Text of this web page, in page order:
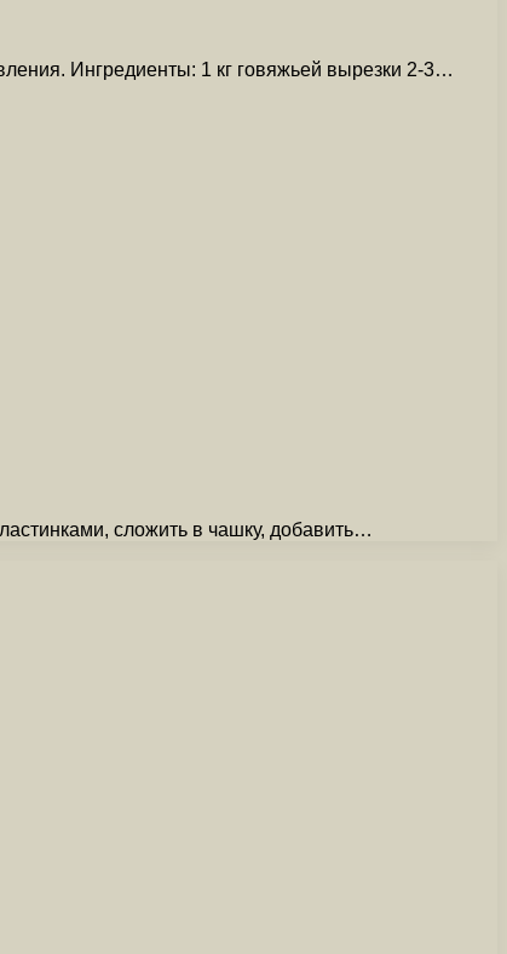
Ингредиенты: 1 кг говяжьей вырезки 2-3…
сложить в чашку, добавить…